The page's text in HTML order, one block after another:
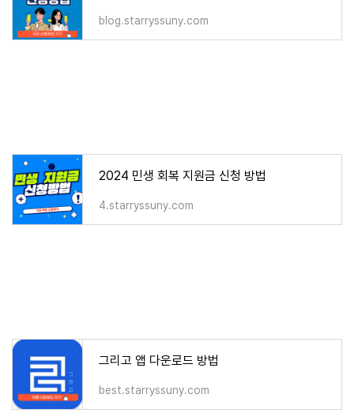
blog.starryssuny.com
2024 민생 회복 지원금 신청 방법
4.starryssuny.com
그리고 앱 다운로드 방법
best.starryssuny.com